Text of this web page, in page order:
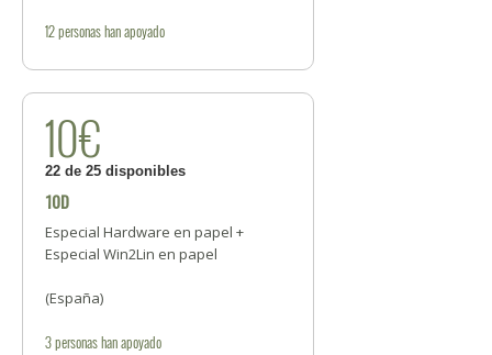
12personashan apoyado
10€
22 de 25 disponibles
10D
Especial Hardware en papel +
Especial Win2Lin en papel
(España)
3personashan apoyado